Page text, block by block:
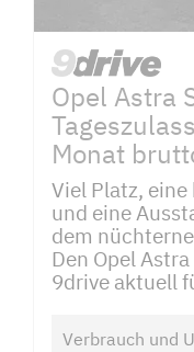
Opel Astra
Monat
Viel Platz,
und eine
dem
Den Opel
9drive aktuell
Verbrauch und